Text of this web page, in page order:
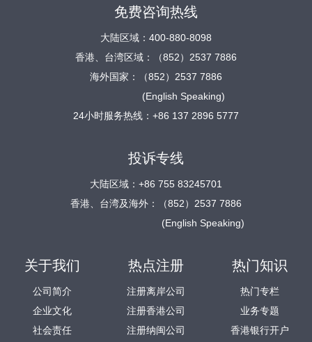
免费咨询热线
大陆区域：400-880-8098
香港、台湾区域：（852）2537 7886
海外国家：（852）2537 7886
(English Speaking)
24小时服务热线：+86 137 2896 5777
投诉专线
大陆区域：+86 755 83245701
香港、台湾及海外：（852）2537 7886
(English Speaking)
关于我们
公司简介
企业文化
社会责任
热点注册
注册离岸公司
注册香港公司
注册纳闽公司
热门知识
热门专栏
业务专题
香港银行开户